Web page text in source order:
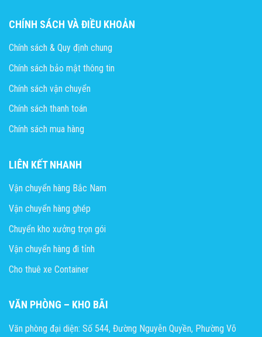
CHÍNH SÁCH VÀ ĐIỀU KHOẢN
Chính sách & Quy định chung
Chính sách bảo mật thông tin
Chính sách vận chuyển
Chính sách thanh toán
Chính sách mua hàng
LIÊN KẾT NHANH
Vận chuyển hàng Bắc Nam
Vận chuyển hàng ghép
Chuyển kho xưởng trọn gói
Vận chuyển hàng đi tỉnh
Cho thuê xe Container
VĂN PHÒNG – KHO BÃI
Văn phòng đại diện: Số 544, Đường Nguyễn Quyền, Phường Võ